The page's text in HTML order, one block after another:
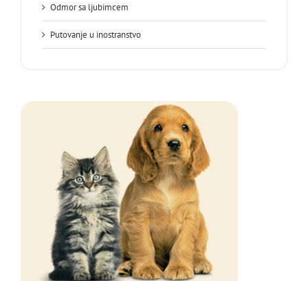
Odmor sa ljubimcem
Putovanje u inostranstvo